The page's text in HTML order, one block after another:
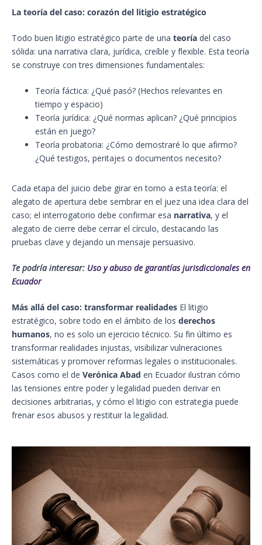
La teoría del caso: corazón del litigio estratégico
Todo buen litigio estratégico parte de una teoría del caso
sólida: una narrativa clara, jurídica, creíble y flexible. Esta teoría
se construye con tres dimensiones fundamentales:
Teoría fáctica: ¿Qué pasó? (Hechos relevantes en
tiempo y espacio)
Teoría jurídica: ¿Qué normas aplican? ¿Qué principios
están en juego?
Teoría probatoria: ¿Cómo demostraré lo que afirmo?
¿Qué testigos, peritajes o documentos necesito?
Cada etapa del juicio debe girar en torno a esta teoría: el
alegato de apertura debe sembrar en el juez una idea clara del
caso; el interrogatorio debe confirmar esa narrativa, y el
alegato de cierre debe cerrar el círculo, destacando las
pruebas clave y dejando un mensaje persuasivo.
Te podría interesar: Uso y abuso de garantías jurisdiccionales en
Ecuador
Más allá del caso: transformar realidades El litigio
estratégico, sobre todo en el ámbito de los derechos
humanos, no es solo un ejercicio técnico. Su fin último es
transformar realidades injustas, visibilizar vulneraciones
sistemáticas y promover reformas legales o institucionales.
Casos como el de Verónica Abad en Ecuador ilustran cómo
las tensiones entre poder y legalidad pueden derivar en
decisiones arbitrarias, y cómo el litigio con estrategia puede
frenar esos abusos y restituir la legalidad.